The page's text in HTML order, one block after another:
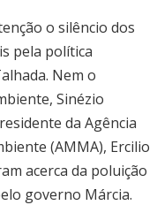
o silêncio dos
pela política
Nem o
Sinézio
da Agência
(AMMA), Ercilio
acerca da poluição
governo Márcia.